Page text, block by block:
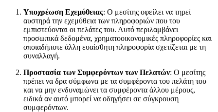
Υποχρέωση Εχεμύθειας: Ο μεσίτης οφείλει να τηρεί
αυστηρά την εχεμύθεια των πληροφοριών που του
εμπιστεύονται οι πελάτες του. Αυτό περιλαμβάνει
προσωπικά δεδομένα, χρηματοοικονομικές πληροφορίες και
οποιαδήποτε άλλη ευαίσθητη πληροφορία σχετίζεται με τη
συναλλαγή.
Προστασία των Συμφερόντων των Πελατών: Ο μεσίτης
πρέπει να δρα σύμφωνα με τα συμφέροντα του πελάτη του
και να μην ενδυναμώνει τα συμφέροντα άλλου μέρους,
ειδικά αν αυτό μπορεί να οδηγήσει σε σύγκρουση
συμφερόντων.